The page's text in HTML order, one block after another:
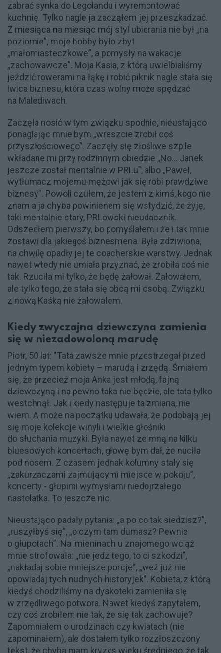
zabrać synka do Legolandu i wyremontować
kuchnię. Tylko nagle ja zacząłem jej przeszkadzać.
Z miesiąca na miesiąc mój styl ubierania nie był „na
poziomie”, moje hobby było zbyt
„małomiasteczkowe”, a pomysły na wakacje
„zachowawcze”. Moja Kasia, z którą uwielbialiśmy
jeździć rowerami na łąkę i robić piknik nagle stała się
lwica biznesu, która czas wolny może spędzać
na Malediwach.
Zaczęła nosić w tym związku spodnie, nieustająco
ponaglając mnie bym „wreszcie zrobił coś
przyszłościowego”. Zaczęły się złośliwe szpile
wkładane mi przy rodzinnym obiedzie „No... Janek
jeszcze został mentalnie w PRLu”, albo „Paweł,
wytłumacz mojemu mężowi jak się robi prawdziwe
biznesy”. Powoli czułem, że jestem z kimś, kogo nie
znam a ja chyba powinienem się wstydzić, że żyję,
taki mentalnie stary, PRLowski nieudacznik.
Odszedłem pierwszy, bo pomyślałem i że i tak mnie
zostawi dla jakiegoś biznesmena. Była zdziwiona,
na chwilę opadły jej te coacherskie warstwy. Jednak
nawet wtedy nie umiała przyznać, że zrobiła coś nie
tak. Rzuciła mi tylko, że będę żałował. Żałowałem,
ale tylko tego, że stała się obcą mi osobą. Związku
z nową Kaśką nie żałowałem.
Kiedy zwyczajna dziewczyna zamienia
się w niezadowoloną marudę
Piotr, 50 lat: "Tata zawsze mnie przestrzegał przed
jednym typem kobiety – marudą i zrzędą. Śmiałem
się, że przecież moja Anka jest młodą, fajną
dziewczyną i na pewno taka nie będzie, ale tata tylko
westchnął. Jak i kiedy następuje ta zmiana, nie
wiem. A może na początku udawała, że podobają jej
się moje kolekcje winyli i wielkie głośniki
do słuchania muzyki. Była nawet ze mną na kilku
bluesowych koncertach, głowę bym dał, że nuciła
pod nosem. Z czasem jednak kolumny stały się
„zakurzaczami zajmującymi miejsce w pokoju”,
koncerty - głupimi wymysłami niedojrzałego
nastolatka. To jeszcze nic.
Nieustająco padały pytania: „a po co tak siedzisz?”,
„ruszyłbyś się”, „o czym tam dumasz? Pewnie
o głupotach”. Na imieninach u znajomego wciąż
mnie strofowała: „nie jedz tego, to ci szkodzi”,
„nakładaj sobie mniejsze porcje”, „weź już nie
opowiadaj tych nudnych historyjek”. Kobieta, z którą
kiedyś chodziliśmy na dyskoteki zamieniła się
w zrzędliwego potwora. Nawet kiedyś zapytałem,
czy coś zrobiłem nie tak, że się tak zachowuje?
Zapomniałem o urodzinach czy kwiatach (nie
zapominałem), ale dostałem tylko rozzłoszczony
tekst, że chyba mam kryzys wieku średniego, że tak